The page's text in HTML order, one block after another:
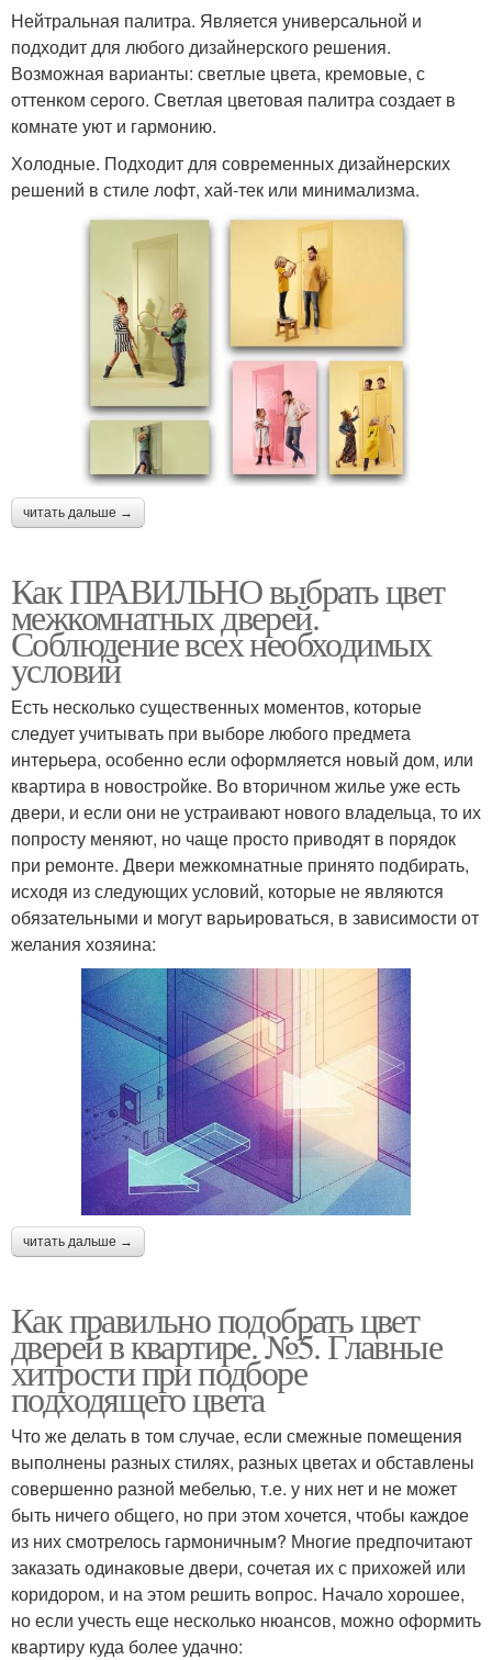
Нейтральная палитра. Является универсальной и
подходит для любого дизайнерского решения.
Возможная варианты: светлые цвета, кремовые, с
оттенком серого. Светлая цветовая палитра создает в
комнате уют и гармонию.
Холодные. Подходит для современных дизайнерских
решений в стиле лофт, хай-тек или минимализма.
читать дальше →
Как ПРАВИЛЬНО выбрать цвет
межкомнатных дверей.
Соблюдение всех необходимых
условий
Есть несколько существенных моментов, которые
следует учитывать при выборе любого предмета
интерьера, особенно если оформляется новый дом, или
квартира в новостройке. Во вторичном жилье уже есть
двери, и если они не устраивают нового владельца, то их
попросту меняют, но чаще просто приводят в порядок
при ремонте. Двери межкомнатные принято подбирать,
исходя из следующих условий, которые не являются
обязательными и могут варьироваться, в зависимости от
желания хозяина:
читать дальше →
Как правильно подобрать цвет
дверей в квартире. №5. Главные
хитрости при подборе
подходящего цвета
Что же делать в том случае, если смежные помещения
выполнены разных стилях, разных цветах и обставлены
совершенно разной мебелью, т.е. у них нет и не может
быть ничего общего, но при этом хочется, чтобы каждое
из них смотрелось гармоничным? Многие предпочитают
заказать одинаковые двери, сочетая их с прихожей или
коридором, и на этом решить вопрос. Начало хорошее,
но если учесть еще несколько нюансов, можно оформить
квартиру куда более удачно: